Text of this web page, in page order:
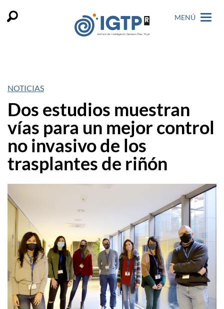
MENÚ
NOTICIAS
Dos estudios muestran
vías para un mejor control
no invasivo de los
trasplantes de riñón